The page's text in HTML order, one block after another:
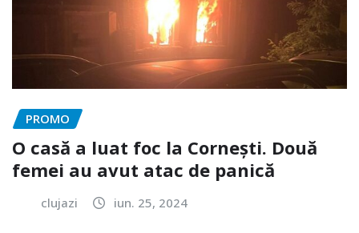
PROMO
O casă a luat foc la Cornești. Două
femei au avut atac de panică
clujazi iun. 25, 2024